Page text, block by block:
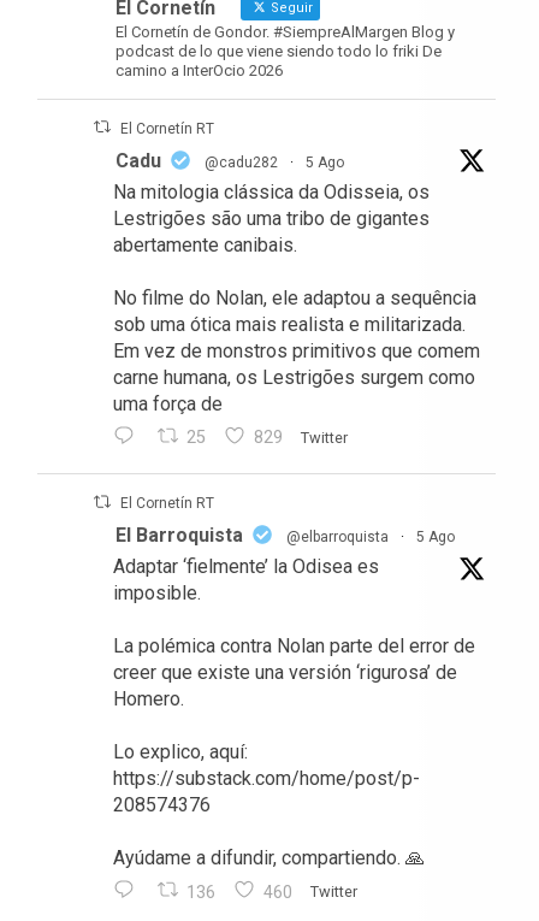
El Cornetín Seguir
El Cornetín de Gondor. #SiempreAlMargen Blog y
podcast de lo que viene siendo todo lo friki De
camino a InterOcio 2026
El Cornetín RT
Cadu @cadu282 · 5 Ago
Na mitologia clássica da Odisseia, os
Lestrigões são uma tribo de gigantes
abertamente canibais.
No filme do Nolan, ele adaptou a sequência
sob uma ótica mais realista e militarizada.
Em vez de monstros primitivos que comem
carne humana, os Lestrigões surgem como
uma força de
25 829 Twitter
El Cornetín RT
El Barroquista @elbarroquista · 5 Ago
Adaptar ‘fielmente’ la Odisea es
imposible.
La polémica contra Nolan parte del error de
creer que existe una versión ‘rigurosa’ de
Homero.
Lo explico, aquí:
https://substack.com/home/post/p-
208574376
Ayúdame a difundir, compartiendo. 🙏
136 460 Twitter